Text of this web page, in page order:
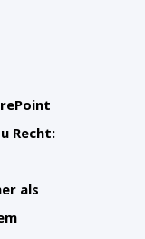
Recht:
als